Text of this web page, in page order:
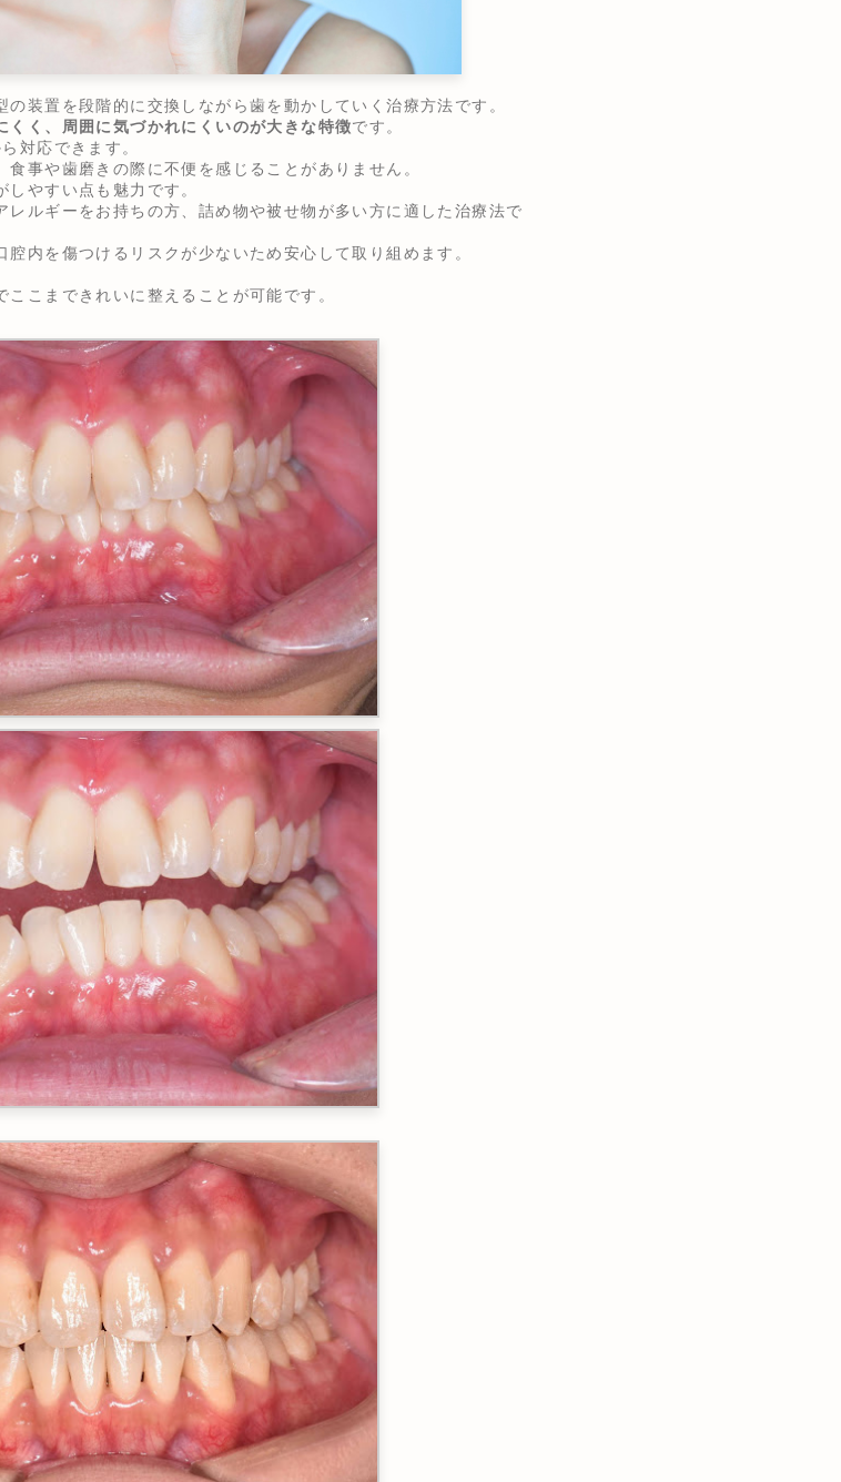
装置を段階的に交換しながら歯を動かしていく治療方法です。
くく、周囲に気づかれにくいのが大きな特徴です。
対応できます。
事や歯磨きの際に不便を感じることがありません。
やすい点も魅力です。
ルギーをお持ちの方、詰め物や被せ物が多い方に適した治療法で
内を傷つけるリスクが少ないため安心して取り組めます。
こまできれいに整えることが可能です。